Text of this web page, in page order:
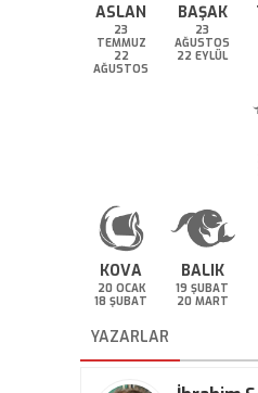
ASLAN
23
TEMMUZ
22
AĞUSTOS
BAŞAK
23
AĞUSTOS
22 EYLÜL
KOVA
20 OCAK
18 ŞUBAT
BALIK
19 ŞUBAT
20 MART
YAZARLAR